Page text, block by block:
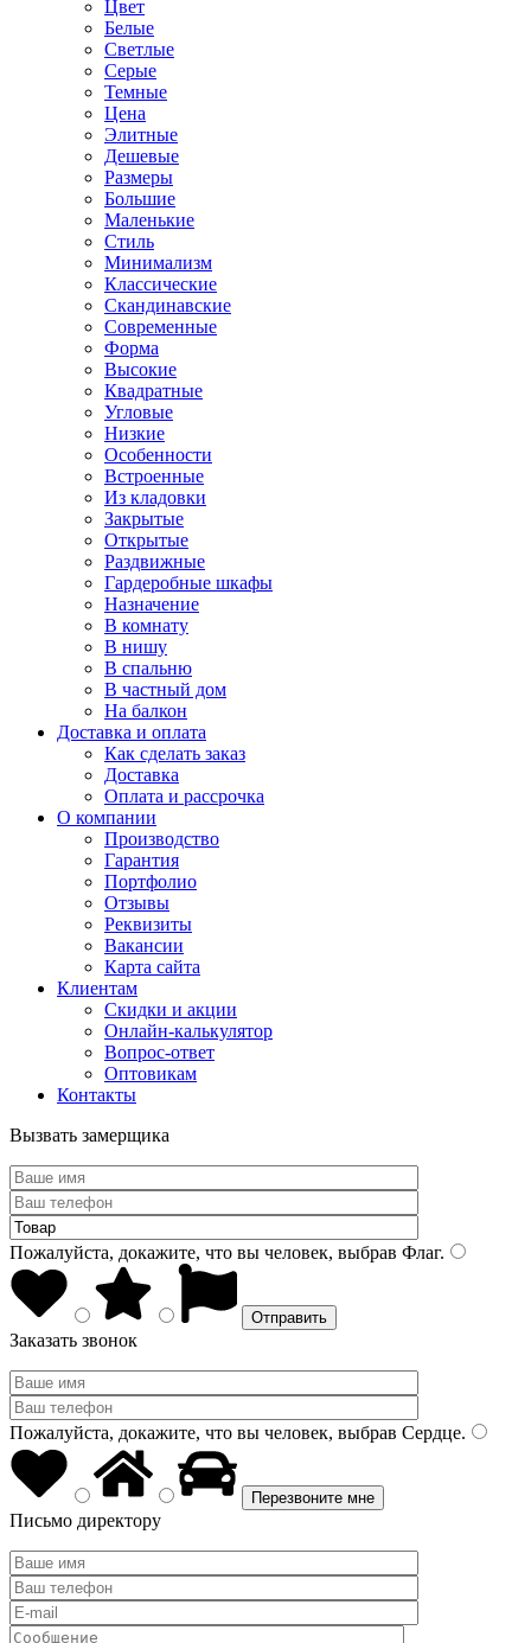
Цвет
Белые
Светлые
Серые
Темные
Цена
Элитные
Дешевые
Размеры
Большие
Маленькие
Стиль
Минимализм
Классические
Скандинавские
Современные
Форма
Высокие
Квадратные
Угловые
Низкие
Особенности
Встроенные
Из кладовки
Закрытые
Открытые
Раздвижные
Гардеробные шкафы
Назначение
В комнату
В нишу
В спальню
В частный дом
На балкон
Доставка и оплата
Как сделать заказ
Доставка
Оплата и рассрочка
О компании
Производство
Гарантия
Портфолио
Отзывы
Реквизиты
Вакансии
Карта сайта
Клиентам
Скидки и акции
Онлайн-калькулятор
Вопрос-ответ
Оптовикам
Контакты
Вызвать замерщика
Пожалуйста, докажите, что вы человек, выбрав Флаг.
Заказать звонок
Пожалуйста, докажите, что вы человек, выбрав Сердце.
Письмо директору